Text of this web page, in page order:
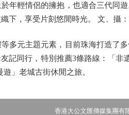
年輕情侶的擁抱，也適合三代同
下，享受片刻悠閒時光。 文、攝
元主題元素，目前珠海打造了多
記同行，特別推薦3條路線：「非
」老城古街休閒之旅。
香港大公文匯傳媒集團有